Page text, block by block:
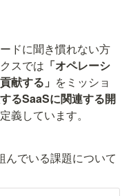
ドに聞き慣れない方
スでは 「オペレーシ
献する」 をミッショ
るSaaSに関連する開
義しています。
んでいる課題について